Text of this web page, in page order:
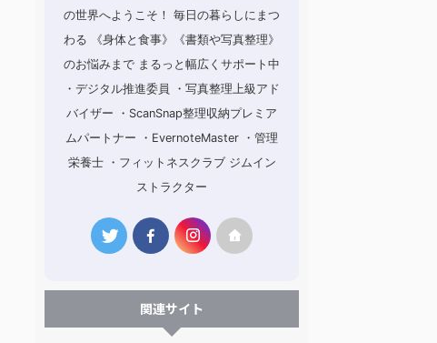
の世界へようこそ！ 毎日の暮らしにまつ
わる 《身体と食事》《書類や写真整理》
のお悩みまで まるっと幅広くサポート中
・デジタル推進委員 ・写真整理上級アド
バイザー ・ScanSnap整理収納プレミア
ムパートナー ・EvernoteMaster ・管理
栄養士 ・フィットネスクラブ ジムイン
ストラクター
関連サイト